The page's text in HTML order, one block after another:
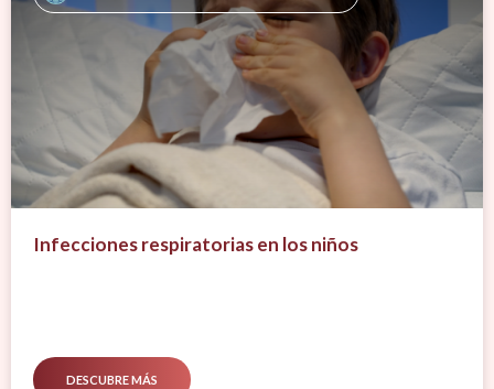
Infecciones respiratorias en los niños
DESCUBRE MÁS